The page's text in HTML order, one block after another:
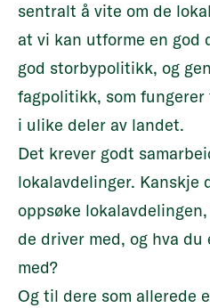
sentralt å vite om de
at vi kan utforme en
god storbypolitikk, og
fagpolitikk, som
i ulike deler av landet.
Det krever godt
lokalavdelinger. Kanskje
oppsøke
de driver med, og hva
med?
Og til dere som allerede